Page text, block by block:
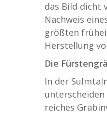
das Bild dicht
Nachweis
größten
Herstellung
Die
In der
reiches